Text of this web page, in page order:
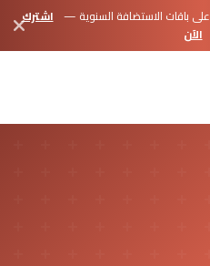
على باقات الاستضافة السنوية — اشترك
الآن